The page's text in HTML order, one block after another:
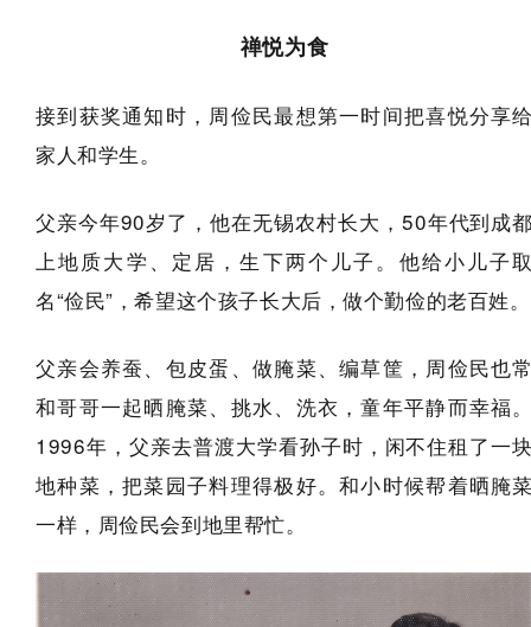
禅悦为食
接到获奖通知时，周俭民最想第一时间把喜悦分享
家人和学生。
父亲今年90岁了，他在无锡农村长大，50年代到成
上地质大学、定居，生下两个儿子。他给小儿子
名“俭民”，希望这个孩子长大后，做个勤俭的老百姓。
父亲会养蚕、包皮蛋、做腌菜、编草筐，周俭民也
和哥哥一起晒腌菜、挑水、洗衣，童年平静而幸福
1996年，父亲去普渡大学看孙子时，闲不住租了一
地种菜，把菜园子料理得极好。和小时候帮着晒腌
一样，周俭民会到地里帮忙。